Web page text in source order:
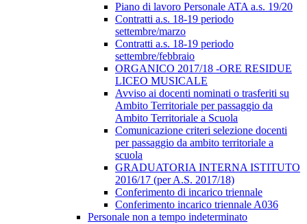
Piano di lavoro Personale ATA a.s. 19/20
Contratti a.s. 18-19 periodo
settembre/marzo
Contratti a.s. 18-19 periodo
settembre/febbraio
ORGANICO 2017/18 -ORE RESIDUE
LICEO MUSICALE
Avviso ai docenti nominati o trasferiti su
Ambito Territoriale per passaggio da
Ambito Territoriale a Scuola
Comunicazione criteri selezione docenti
per passaggio da ambito territoriale a
scuola
GRADUATORIA INTERNA ISTITUTO
2016/17 (per A.S. 2017/18)
Conferimento di incarico triennale
Conferimento incarico triennale A036
Personale non a tempo indeterminato